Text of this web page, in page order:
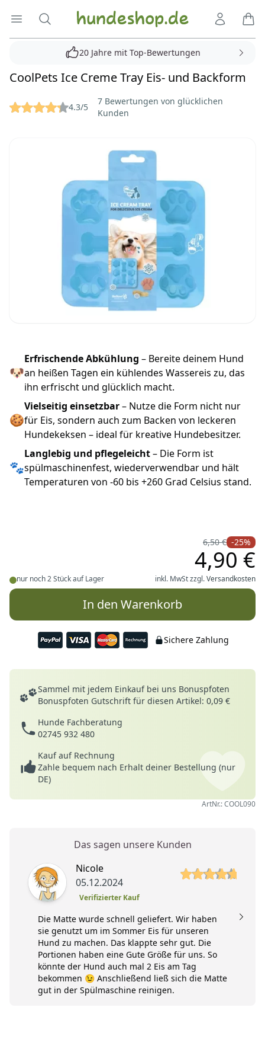
Menü öffnen
Suche Hundeshop.de
20 Jahre mit Top-Bewertungen
CoolPets Ice Creme Tray Eis- und Backform
Reviews 4.3/5
7 Bewertungen von glücklichen
Kunden
🐶
Erfrischende Abkühlung – Bereite deinem Hund
an heißen Tagen ein kühlendes Wassereis zu, das
ihn erfrischt und glücklich macht.
🍪
Vielseitig einsetzbar– Nutze die Form nicht nur
für Eis, sondern auch zum Backen von leckeren
Hundekeksen – ideal für kreative Hundebesitzer.
🐾
Langlebig und pflegeleicht– Die Form ist
spülmaschinenfest, wiederverwendbar und hält
Temperaturen von -60 bis +260 Grad Celsius stand.
nur noch 2 Stück auf Lager
6,50 € -25%
4,90 €
inkl. MwSt zzgl.Versandkosten
In den Warenkorb
Sichere Zahlung
Deine Vorteile
Sammel mit jedem Einkauf bei uns Bonuspfoten
Bonuspfoten Gutschrift für diesen Artikel: 0,09 €
Hunde Fachberatung
02745 932 480
Kauf auf Rechnung
Zahle bequem nach Erhalt deiner Bestellung (nur
DE)
ArtNr.: COOL090
Das sagen unsere Kunden
Nicole
05.12.2024
Verifizierter Kauf
5 von 5 Sterne
Die Matte wurde schnell geliefert. Wir haben
sie genutzt um im Sommer Eis für unseren
Hund zu machen. Das klappte sehr gut. Die
Portionen haben eine Gute Größe für uns. So
könnte der Hund auch mal 2 Eis am Tag
bekommen 😉 Anschließend ließ sich die Matte
gut in der Spülmaschine reinigen.